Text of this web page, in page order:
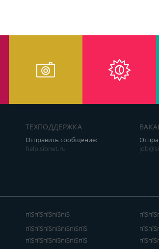
ТЕХПОДДЕРЖКА
Отправить сообщение:
help.sibnet.ru
пїЅпїЅпїЅпїЅпїЅ
пїЅпїЅпїЅпїЅпїЅпїЅпїЅ
пїЅпїЅпїЅпїЅпїЅпїЅпїЅ